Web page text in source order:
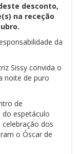
desconto,
na receção
da
Sissy convida o
noite de puro
de
do espetáculo
celebração dos
o Óscar de